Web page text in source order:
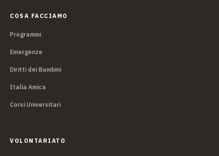
COSA FACCIAMO
Programmi
Emergenze
Diritti dei Bambini
Italia Amica
Corsi Universitari
VOLONTARIATO